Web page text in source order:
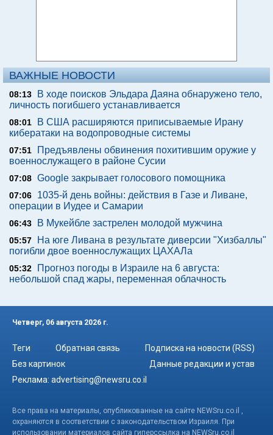
ВАЖНЫЕ НОВОСТИ
08:13
В ходе поисков Эльдара Даяна обнаружено тело,
личность погибшего устанавливается
08:01
В США расширяются приписываемые Ирану
кибератаки на водопроводные системы
07:51
Предъявлены обвинения похитившим оружие у
военнослужащего в районе Сусии
07:08 Google закрывает голосового помощника
07:06
1035-й день войны: действия в Газе и Ливане,
операции в Иудее и Самарии
06:43 В Мукейбле застрелен молодой мужчина
05:57
На юге Ливана в результате диверсии "Хизбаллы"
погибли двое военнослужащих ЦАХАЛа
05:32
Прогноз погоды в Израиле на 6 августа:
небольшой спад жары, переменная облачность
Четверг, 06 августа 2026 г.
Теги Обратная связь
Подписка на новости (RSS)
Без картинок
Данные редакции и устав
Реклама: advertising@newsru.co.il
Все права на материалы, опубликованные на сайте NEWSru.co.il ,
охраняются в соответствии с законодательством Израиля. При
использовании материалов сайта гиперссылка на NEWSru.co.il